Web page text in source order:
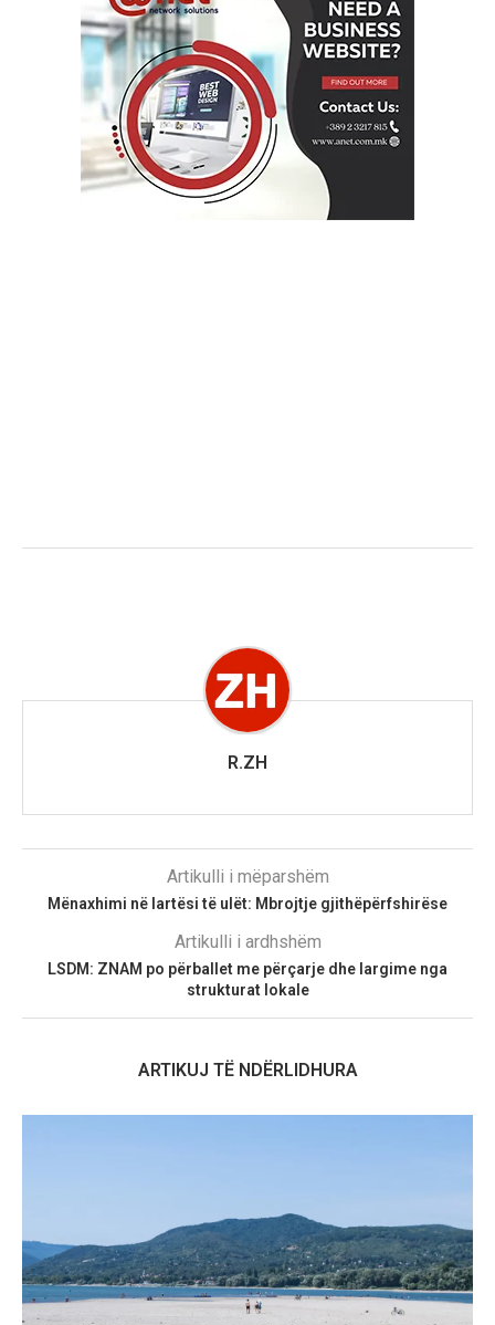
R.ZH
Artikulli i mëparshëm
Mënaxhimi në lartësi të ulët: Mbrojtje gjithëpërfshirëse
Artikulli i ardhshëm
LSDM: ZNAM po përballet me përçarje dhe largime nga
strukturat lokale
ARTIKUJ TË NDËRLIDHURA